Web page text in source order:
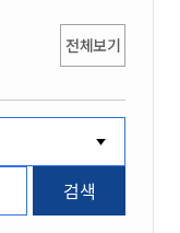
전체보기
검색